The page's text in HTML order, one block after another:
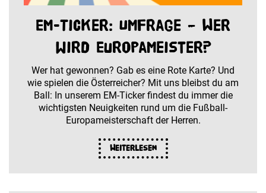
EM-Ticker: Umfrage – Wer
wird Europameister?
Wer hat gewonnen? Gab es eine Rote Karte? Und
wie spielen die Österreicher? Mit uns bleibst du am
Ball: In unserem EM-Ticker findest du immer die
wichtigsten Neuigkeiten rund um die Fußball-
Europameisterschaft der Herren.
Weiterlesen